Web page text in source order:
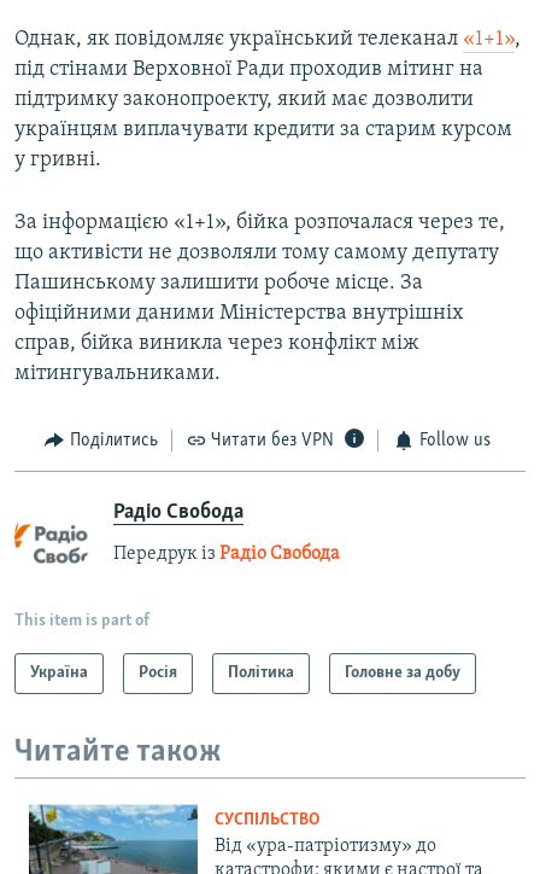
Однак, як повідомляє український телеканал «1+1»,
під стінами Верховної Ради проходив мітинг на
підтримку законопроекту, який має дозволити
українцям виплачувати кредити за старим курсом
у гривні.
За інформацією «1+1», бійка розпочалася через те,
що активісти не дозволяли тому самому депутату
Пашинському залишити робоче місце. За
офіційними даними Міністерства внутрішніх
справ, бійка виникла через конфлікт між
мітингувальниками.
Поділитись Читати без VPN Follow us
Радіо Свобода
Передрук із Радіо Свобода
This item is part of
Україна Росія Політика Головне за добу
Читайте також
СУСПІЛЬСТВО
Від «ура-патріотизму» до